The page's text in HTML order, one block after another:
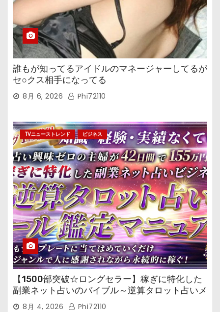
誰もが知ってるアイドルのマネージャーしてるが
セ○クス相手になってる
8月 6, 2026 Phi72110
TVニューストレンド ビジネス
【1500部突破☆ロングセラー】稼ぎに特化した
副業ネット占いのバイブル～逆算タロット占いメ
ール鑑定マニュアル～
8月 4, 2026 Phi72110